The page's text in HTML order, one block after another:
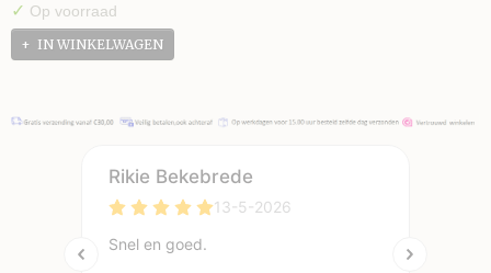
✓ Op voorraad
IN WINKELWAGEN